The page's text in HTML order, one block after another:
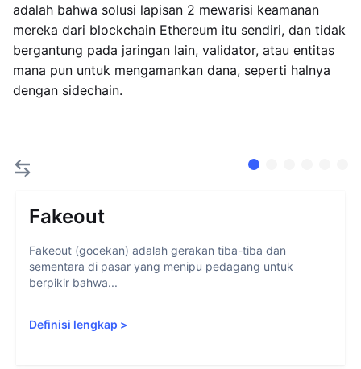
adalah bahwa solusi lapisan 2 mewarisi keamanan
mereka dari blockchain Ethereum itu sendiri, dan tidak
bergantung pada jaringan lain, validator, atau entitas
mana pun untuk mengamankan dana, seperti halnya
dengan sidechain.
Fakeout
Fakeout (gocekan) adalah gerakan tiba-tiba dan
sementara di pasar yang menipu pedagang untuk
berpikir bahwa...
Definisi lengkap >